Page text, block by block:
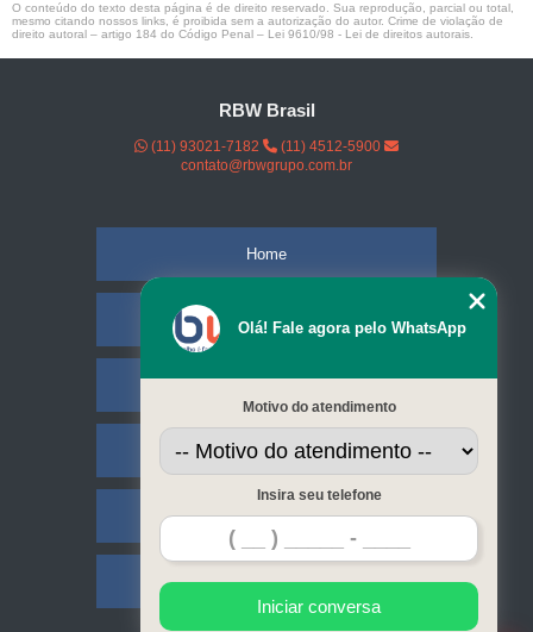
O conteúdo do texto desta página é de direito reservado. Sua reprodução, parcial ou total,
mesmo citando nossos links, é proibida sem a autorização do autor. Crime de violação de
direito autoral – artigo 184 do Código Penal – Lei 9610/98 - Lei de direitos autorais
RBW Brasil
(11) 93021-7182
(11) 4512-5900
contato@rbwgrupo.com.br
Home
Empresa
Serviços
Contato
Mapa do site
Olá! Fale agora pelo WhatsApp
Motivo do atendimento
Insira seu telefone
Iniciar conversa